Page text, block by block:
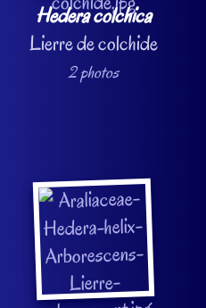
Hedera colchica
Lierre de colchide
2 photos